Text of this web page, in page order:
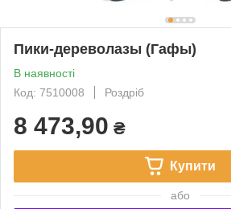
Пики-дереволазы (Гафы)
В наявності
Код: 7510008
Роздріб
8 473,90 ₴
Купити
або